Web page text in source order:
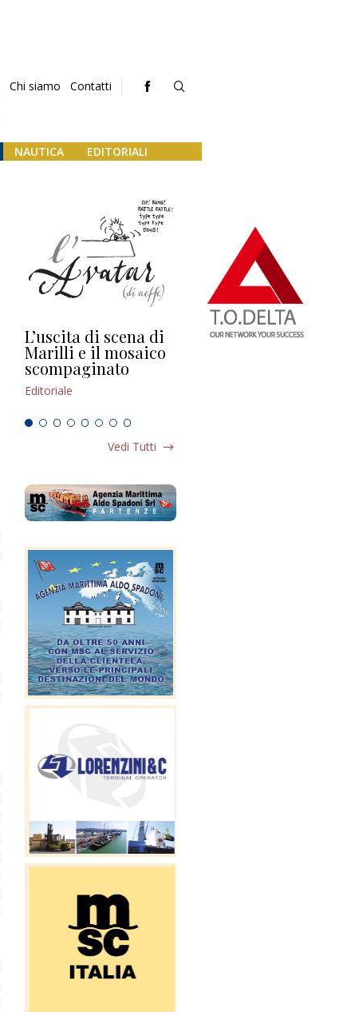
Chi siamo Contatti
NAUTICA EDITORIALI
L’uscita di scena di
Marilli e il mosaico
scompaginato
Editoriale
Darsena a Europa,
Vedi Tutti